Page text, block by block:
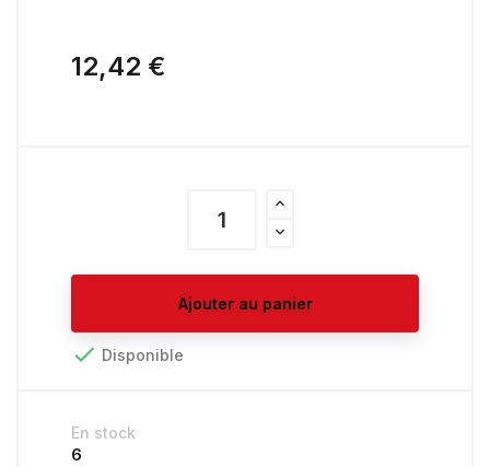
12,42 €
Ajouter au panier
 Disponible
En stock
6